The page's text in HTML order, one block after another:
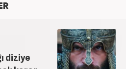
‘gündem editörü’ olarak
diziye